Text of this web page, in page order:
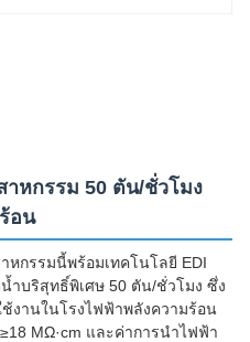
าหกรรม 50 ตัน/ชั่วโมง
อน
หกรรมนี้พร้อมเทคโนโลยี EDI
ำบริสุทธิ์พิเศษ 50 ตัน/ชั่วโมง ซึ่ง
งานในโรงไฟฟ้าพลังความร้อน
MΩ·cm และค่าการนำไฟฟ้า